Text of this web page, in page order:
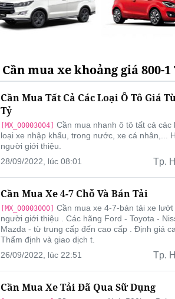
Cần mua xe khoảng giá 800-1
Cần Mua Tất Cả Các Loại Ô Tô Giá
Tỷ
[MX_00003004]
Cần mua nhanh ô tô tất cả các
loại xe nhập khẩu, trong nước, xe cá nhân,...
người giới thiệu.
28/09/2022, lúc 08:01
Tp.
Cần Mua Xe 4-7 Chỗ Và Bán Tải
[MX_00003000]
Cần mua xe 4-7-bán tải xe
người giới thiệu . Các hãng Ford - Toyota -
Mazda - từ trung cấp đến cao cấp . Định giá
Thẩm định và giao dịch t.
26/09/2022, lúc 22:51
Tp.
Cần Mua Xe Tải Đã Qua Sữ Dụng